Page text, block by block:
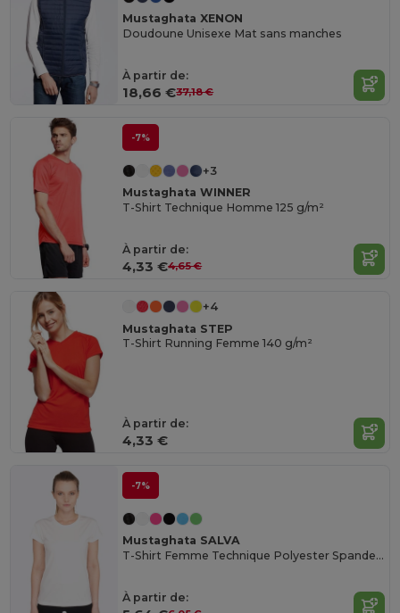
Mustaghata XENON
Doudoune Unisexe Mat sans manches
À partir de:
18,66 €37,18 €
-7%
+3
Mustaghata WINNER
T-Shirt Technique Homme 125 g/m²
À partir de:
4,33 €4,65 €
+4
Mustaghata STEP
T-Shirt Running Femme 140 g/m²
À partir de:
4,33 €
-7%
Mustaghata SALVA
T-Shirt Femme Technique Polyester Spandex 170 G/M²
À partir de: